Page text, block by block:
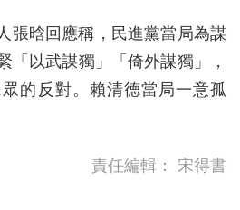
張晗回應稱，民進黨當局為謀
「以武謀獨」「倚外謀獨」，
的反對。賴清德當局一意孤
責任編輯： 宋得書